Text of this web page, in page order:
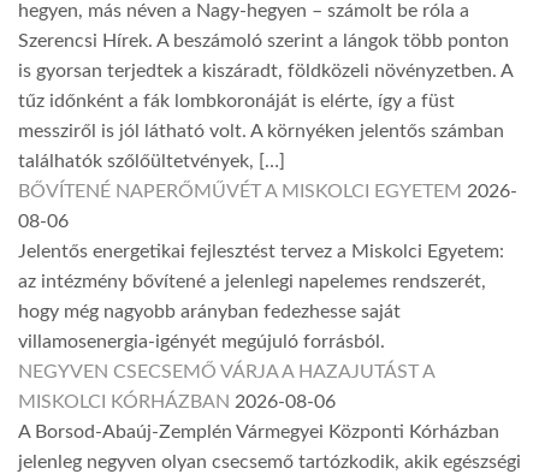
hegyen, más néven a Nagy-hegyen – számolt be róla a
Szerencsi Hírek. A beszámoló szerint a lángok több ponton
is gyorsan terjedtek a kiszáradt, földközeli növényzetben. A
tűz időnként a fák lombkoronáját is elérte, így a füst
messziről is jól látható volt. A környéken jelentős számban
találhatók szőlőültetvények, […]
BŐVÍTENÉ NAPERŐMŰVÉT A MISKOLCI EGYETEM 2026-
08-06
Jelentős energetikai fejlesztést tervez a Miskolci Egyetem:
az intézmény bővítené a jelenlegi napelemes rendszerét,
hogy még nagyobb arányban fedezhesse saját
villamosenergia-igényét megújuló forrásból.
NEGYVEN CSECSEMŐ VÁRJA A HAZAJUTÁST A
MISKOLCI KÓRHÁZBAN 2026-08-06
A Borsod-Abaúj-Zemplén Vármegyei Központi Kórházban
jelenleg negyven olyan csecsemő tartózkodik, akik egészségi